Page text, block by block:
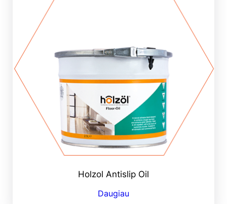
Holzol Antislip Oil
Daugiau